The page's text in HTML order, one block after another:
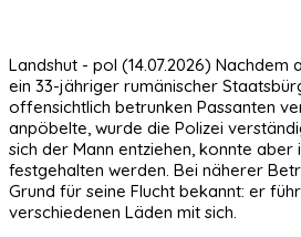
Landshut - pol (14.07.2026) Nachdem
ein 33-jähriger rumänischer
offensichtlich betrunken Passanten
anpöbelte, wurde die Polizei
sich der Mann entziehen, konnte aber
festgehalten werden. Bei näherer
Grund für seine Flucht bekannt: er
verschiedenen Läden mit sich.